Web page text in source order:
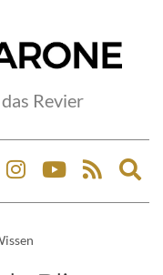
Revier